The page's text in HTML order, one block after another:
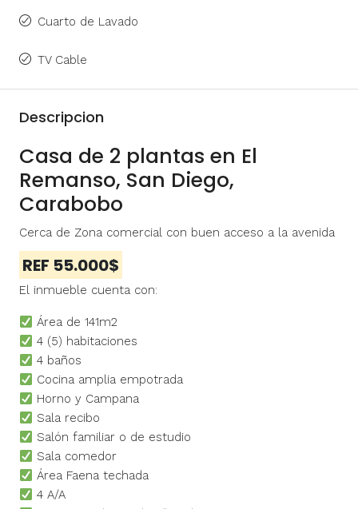
Cuarto de Lavado
TV Cable
Descripcion
Casa de 2 plantas en El
Remanso, San Diego,
Carabobo
Cerca de Zona comercial con buen acceso a la avenida
REF 55.000$
El inmueble cuenta con:
Área de 141m2
4 (5) habitaciones
4 baños
Cocina amplia empotrada
Horno y Campana
Sala recibo
Salón familiar o de estudio
Sala comedor
Área Faena techada
4 A/A